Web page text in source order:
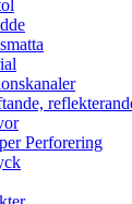
Perforering